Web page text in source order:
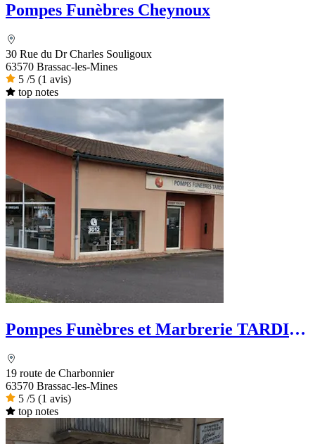
Pompes Funèbres Cheynoux
30 Rue du Dr Charles Souligoux
63570 Brassac-les-Mines
5 /5 (1 avis)
top notes
Pompes Funèbres et Marbrerie TARDIF-
19 route de Charbonnier
63570 Brassac-les-Mines
5 /5 (1 avis)
top notes